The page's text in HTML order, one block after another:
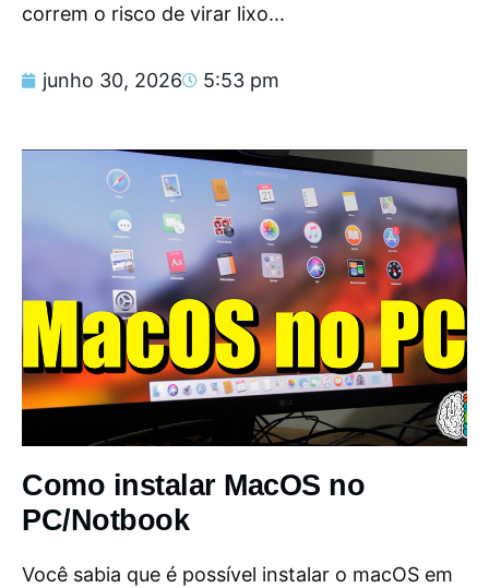
correm o risco de virar lixo...
junho 30, 2026 5:53 pm
Como instalar MacOS no
PC/Notbook
Você sabia que é possível instalar o macOS em